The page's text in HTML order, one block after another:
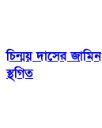
চিন্ময় দাসের জামিন
স্থগিত